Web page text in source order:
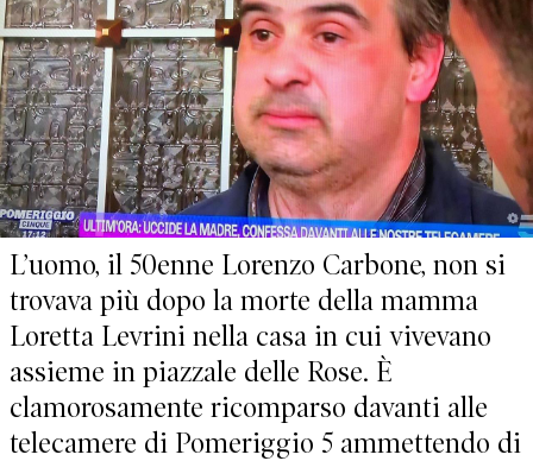
L’uomo, il 50enne Lorenzo Carbone, non si
trovava più dopo la morte della mamma
Loretta Levrini nella casa in cui vivevano
assieme in piazzale delle Rose. È
clamorosamente ricomparso davanti alle
telecamere di Pomeriggio 5 ammettendo di